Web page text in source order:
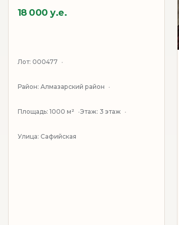
18 000 у.е.
Лот: 000477
Район: Алмазарский район
Площадь: 1000 м² Этаж: 3 этаж
Улица: Сафийская